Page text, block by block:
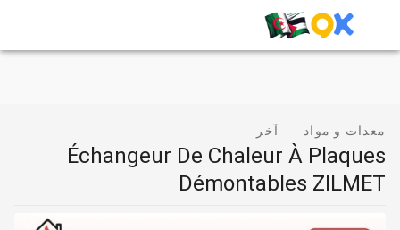
معدات و مواد آخر
Échangeur De Chaleur À Plaques
Démontables ZILMET